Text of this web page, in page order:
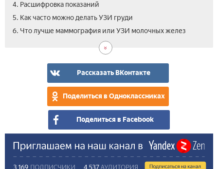
4. Расшифровка показаний
5. Как часто можно делать УЗИ груди
6. Что лучше маммография или УЗИ молочных желез
Рассказать ВКонтакте
Поделиться в Одноклассниках
Поделиться в Facebook